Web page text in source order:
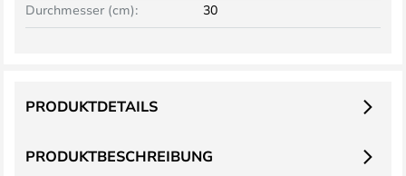
Durchmesser (cm):
30
PRODUKTBESCHREIBUNG
PRODUKTDETAILS